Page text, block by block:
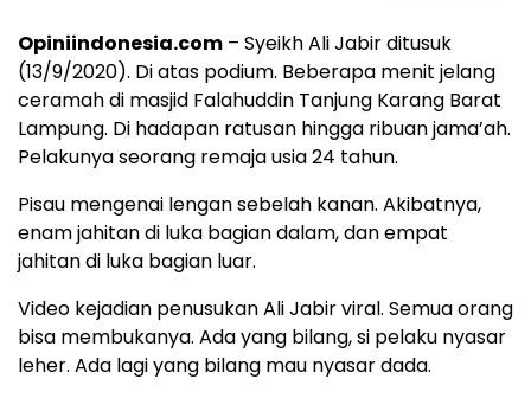
Opiniindonesia.com – Syeikh Ali Jabir ditusuk
(13/9/2020). Di atas podium. Beberapa menit jelang
ceramah di masjid Falahuddin Tanjung Karang Barat
Lampung. Di hadapan ratusan hingga ribuan jama’ah.
Pelakunya seorang remaja usia 24 tahun.
Pisau mengenai lengan sebelah kanan. Akibatnya,
enam jahitan di luka bagian dalam, dan empat
jahitan di luka bagian luar.
Video kejadian penusukan Ali Jabir viral. Semua orang
bisa membukanya. Ada yang bilang, si pelaku nyasar
leher. Ada lagi yang bilang mau nyasar dada.